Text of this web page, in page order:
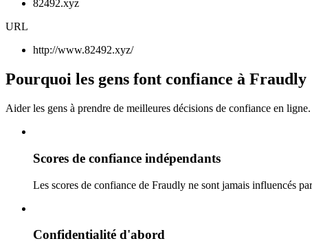
82492.xyz
URL
http://www.82492.xyz/
Pourquoi les gens font confiance à Fraudly
Aider les gens à prendre de meilleures décisions de confiance en ligne.
Scores de confiance indépendants
Les scores de confiance de Fraudly ne sont jamais influencés
Confidentialité d'abord